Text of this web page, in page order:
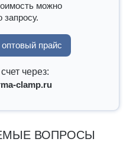
можно
запросу.
прайс
через:
clamp.ru
ВОПРОСЫ